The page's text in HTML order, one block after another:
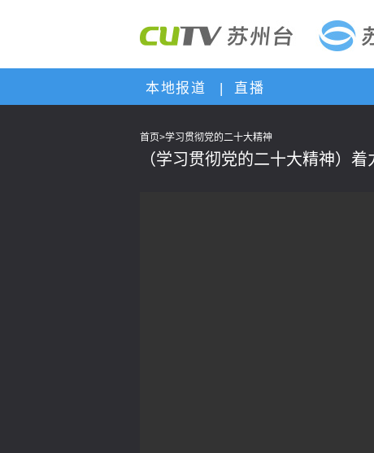
本地报道 | 直播
首页>学习贯彻党的二十大精神
（学习贯彻党的二十大精神）